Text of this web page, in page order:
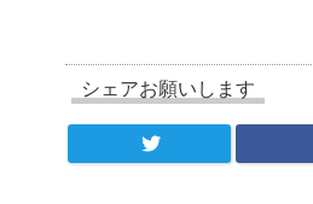
シェアお願いします